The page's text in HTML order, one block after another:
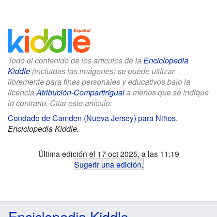
Todo el contenido de los artículos de la Enciclopedia
Kiddle (incluidas las imágenes) se puede utilizar
libremente para fines personales y educativos bajo la
licenciaAtribución-CompartirIguala menos que se indique
lo contrario. Citar este artículo:
Condado de Camden (Nueva Jersey) para Niños.
Enciclopedia Kiddle.
Última edición el 17 oct 2025, a las 11:19
Sugerir una edición.